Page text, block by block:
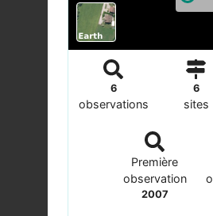
6
observations
6
sites
Première
observation
2007